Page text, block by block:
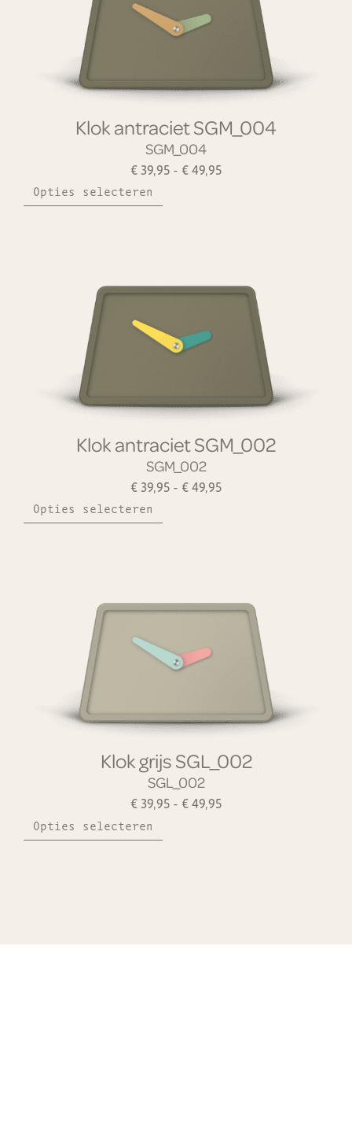
Klok antraciet SGM_004
SGM_004
€ 39,95 - € 49,95
Opties selecteren
Klok antraciet SGM_002
SGM_002
€ 39,95 - € 49,95
Opties selecteren
Klok grijs SGL_002
SGL_002
€ 39,95 - € 49,95
Opties selecteren